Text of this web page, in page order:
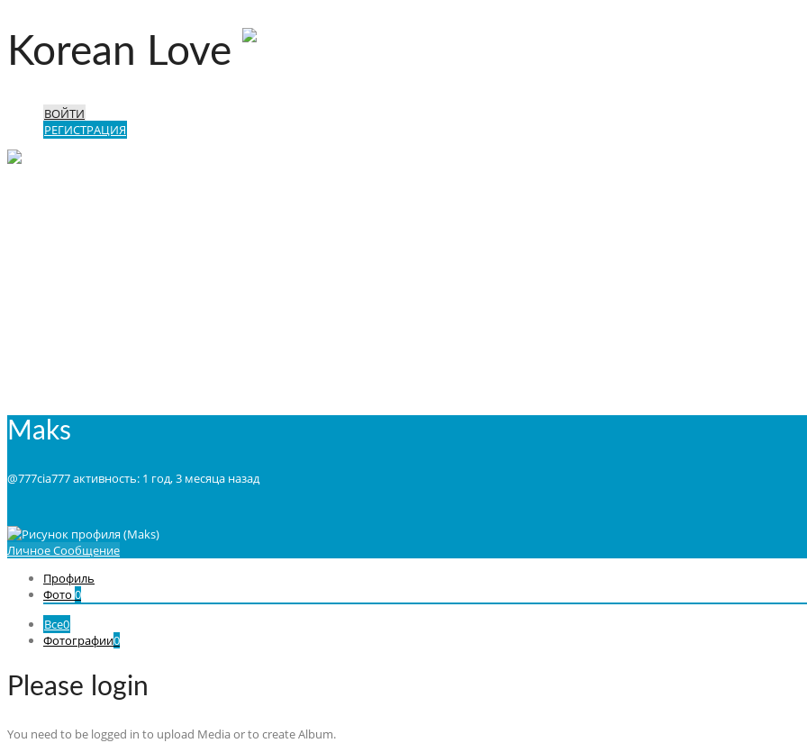
Korean Love
ВОЙТИ
РЕГИСТРАЦИЯ
Maks
@777cia777активность: 1 год, 3 месяца назад
Личное Сообщение
Профиль
Фото 0
Все0
Фотографии0
Please login
You need to be logged in to upload Media or to create Album.